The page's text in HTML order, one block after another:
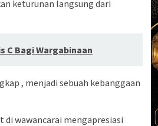
keturunan langsung dari
C Bagi Wargabinaan
, menjadi sebuah kebanggaan
di wawancarai mengapresiasi